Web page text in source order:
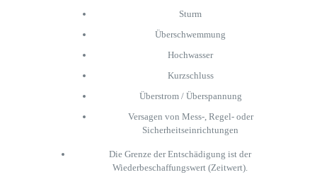
Sturm
Überschwemmung
Hochwasser
Kurzschluss
Überstrom / Überspannung
Versagen von Mess-, Regel- oder
Sicherheitseinrichtungen
Die Grenze der Entschädigung ist der
Wiederbeschaffungswert (Zeitwert).